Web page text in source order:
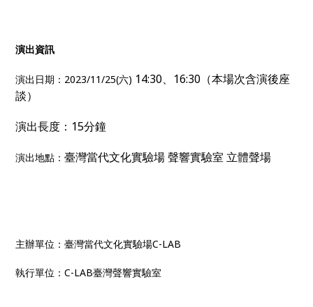
演出資訊
演出日期：2023/11/25(六) 14:30、16:30（本場次含演後座
談）
演出長度：15分鐘
演出地點：臺灣當代文化實驗場 聲響實驗室 立體聲場
主辦單位：臺灣當代文化實驗場C-LAB
執行單位：C-LAB臺灣聲響實驗室